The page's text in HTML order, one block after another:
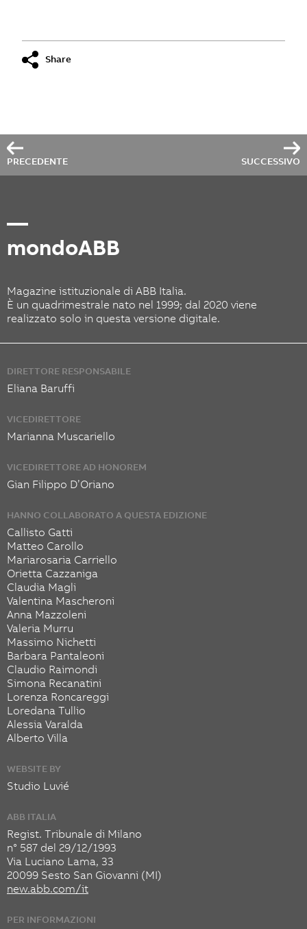
Share
PRECEDENTE SUCCESSIVO
—
mondoABB
Magazine istituzionale di ABB Italia.
È un quadrimestrale nato nel 1999; dal 2020 viene
realizzato solo in questa versione digitale.
DIRETTORE RESPONSABILE
Eliana Baruffi
VICEDIRETTORE
Marianna Muscariello
VICEDIRETTORE AD HONOREM
Gian Filippo D’Oriano
HANNO COLLABORATO A QUESTA EDIZIONE
Callisto Gatti
Matteo Carollo
Mariarosaria Carriello
Orietta Cazzaniga
Claudia Magli
Valentina Mascheroni
Anna Mazzoleni
Valeria Murru
Massimo Nichetti
Barbara Pantaleoni
Claudio Raimondi
Simona Recanatini
Lorenza Roncareggi
Loredana Tullio
Alessia Varalda
Alberto Villa
WEBSITE BY
Studio Luvié
ABB ITALIA
Regist. Tribunale di Milano
n° 587 del 29/12/1993
Via Luciano Lama, 33
20099 Sesto San Giovanni (MI)
new.abb.com/it
PER INFORMAZIONI